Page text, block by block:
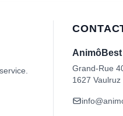
AnimôBest
Grand-Rue
1627 Vaulruz